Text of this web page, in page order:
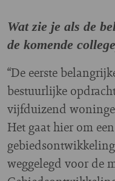
Wat zie je als de
de komende
“De eerste
bestuurlijke
vijfduizend
Het gaat hier om
weggelegd voor de